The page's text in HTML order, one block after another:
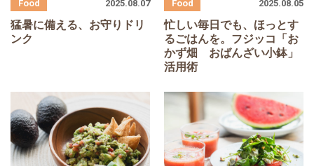
猛暑に備える、お守りドリ
ンク
2025.08.07
忙しい毎日でも、ほっとす
るごはんを。フジッコ「お
かず畑 おばんざい小鉢」
活用術
2025.08.05